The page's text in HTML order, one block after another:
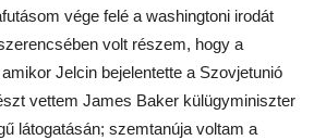
vége felé a washingtoni irodát
volt részem, hogy a
Jelcin bejelentette a Szovjetunió
vettem James Baker külügyminiszter
látogatásán; szemtanúja voltam a